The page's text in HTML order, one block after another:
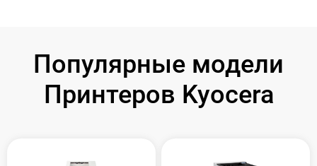
Популярные модели
Принтеров Kyocera